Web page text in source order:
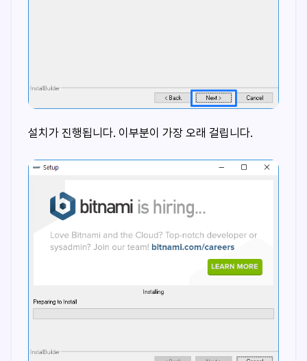
설치가 진행됩니다. 이부분이 가장 오래 걸립니다.